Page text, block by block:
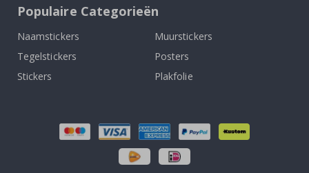
Populaire Categorieën
Naamstickers
Muurstickers
Tegelstickers
Posters
Stickers
Plakfolie